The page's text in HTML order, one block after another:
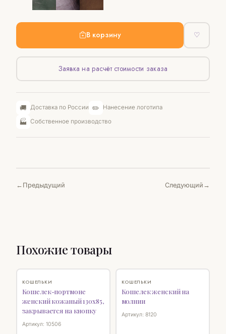
В корзину ♡
Заявка на расчёт стоимости заказа
🚚 Доставка по России ✏️ Нанесение логотипа
🏭 Собственное производство
Предыдущий Следующий
Похожие товары
КОШЕЛЬКИ
Кошелек-портмоне
женский кожаный 130х85,
закрывается на кнопку
Артикул: 10506
КОШЕЛЬКИ
Кошелек женский на
молнии
Артикул: 8120